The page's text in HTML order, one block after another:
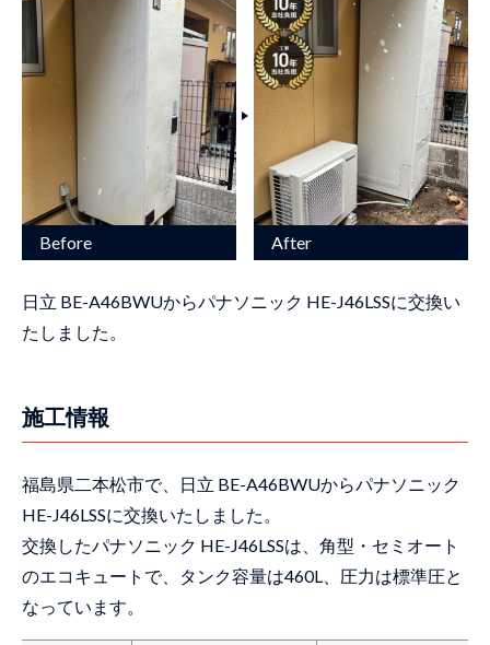
日立 BE-A46BWUからパナソニック HE-J46LSSに交換い
たしました。
施工情報
福島県二本松市で、日立 BE-A46BWUからパナソニック
HE-J46LSSに交換いたしました。
交換したパナソニック HE-J46LSSは、角型・セミオート
のエコキュートで、タンク容量は460L、圧力は標準圧と
なっています。